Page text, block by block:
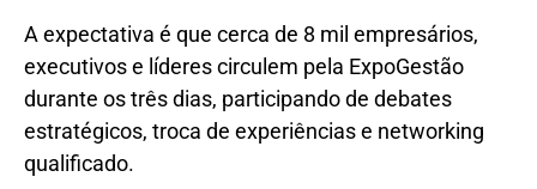
A expectativa é que cerca de 8 mil empresários,
executivos e líderes circulem pela ExpoGestão
durante os três dias, participando de debates
estratégicos, troca de experiências e networking
qualificado.